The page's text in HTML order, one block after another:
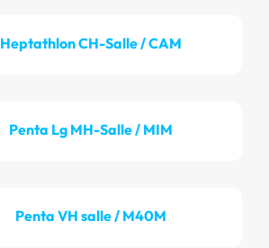
Heptathlon CH-Salle / CAM
Penta Lg MH-Salle / MIM
Penta VH salle / M40M